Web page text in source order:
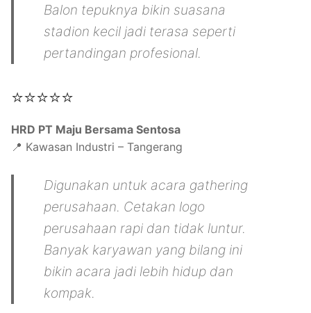
Balon tepuknya bikin suasana
stadion kecil jadi terasa seperti
pertandingan profesional.
⭐⭐⭐⭐⭐
HRD PT Maju Bersama Sentosa
📍 Kawasan Industri – Tangerang
Digunakan untuk acara gathering
perusahaan. Cetakan logo
perusahaan rapi dan tidak luntur.
Banyak karyawan yang bilang ini
bikin acara jadi lebih hidup dan
kompak.